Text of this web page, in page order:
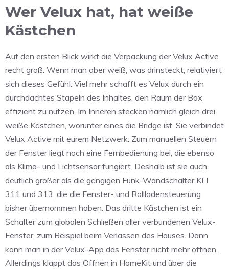
Wer Velux hat, hat weiße
Kästchen
Auf den ersten Blick wirkt die Verpackung der Velux Active
recht groß. Wenn man aber weiß, was drinsteckt, relativiert
sich dieses Gefühl. Viel mehr schafft es Velux durch ein
durchdachtes Stapeln des Inhaltes, den Raum der Box
effizient zu nutzen. Im Inneren stecken nämlich gleich drei
weiße Kästchen, worunter eines die Bridge ist. Sie verbindet
Velux Active mit eurem Netzwerk. Zum manuellen Steuern
der Fenster liegt noch eine Fernbedienung bei, die ebenso
als Klima- und Lichtsensor fungiert. Deshalb ist sie auch
deutlich größer als die gängigen Funk-Wandschalter KLI
311 und 313, die die Fenster- und Rollladensteuerung
bisher übernommen haben. Das dritte Kästchen ist ein
Schalter zum globalen Schließen aller verbundenen Velux-
Fenster, zum Beispiel beim Verlassen des Hauses. Dann
kann man in der Velux-App das Fenster nicht mehr öffnen.
Allerdings klappt das Öffnen in HomeKit und über die